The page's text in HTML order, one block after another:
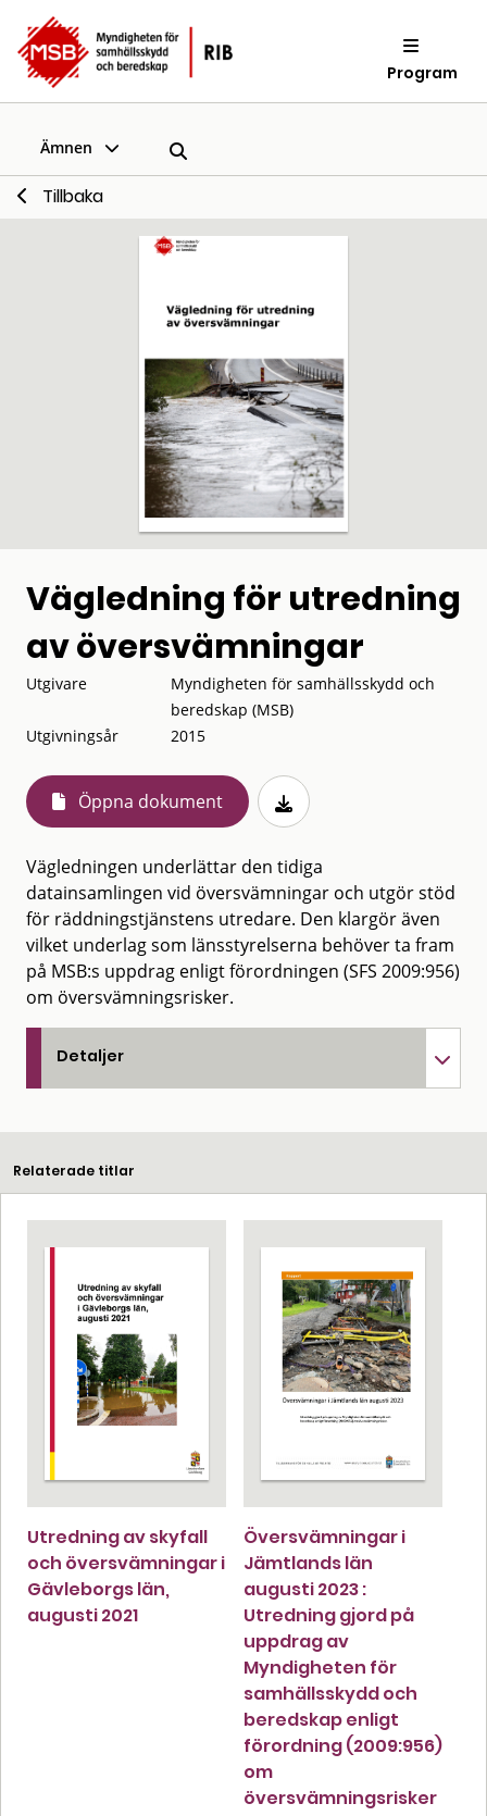
Program
Ämnen
Tillbaka
Vägledning för utredning
av översvämningar
Utgivare
Myndigheten för samhällsskydd och
beredskap (MSB)
Utgivningsår
2015
Öppna dokument
Vägledningen underlättar den tidiga
datainsamlingen vid översvämningar och utgör stöd
för räddningstjänstens utredare. Den klargör även
vilket underlag som länsstyrelserna behöver ta fram
på MSB:s uppdrag enligt förordningen (SFS 2009:956)
om översvämningsrisker.
Detaljer
Relaterade titlar
Utredning av skyfall
och översvämningar i
Gävleborgs län,
augusti 2021
Översvämningar i
Jämtlands län
augusti 2023 :
Utredning gjord på
uppdrag av
Myndigheten för
samhällsskydd och
beredskap enligt
förordning (2009:956)
om
översvämningsrisker